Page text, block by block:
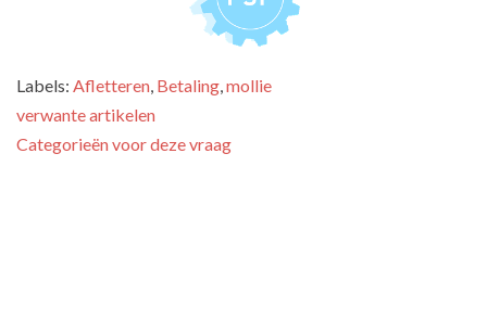
Labels: Afletteren, Betaling,mollie
verwante artikelen
Categorieën voor deze vraag